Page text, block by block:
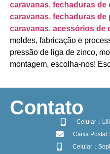
caravanas, fechaduras de
caravanas, fechaduras de
caravanas, acessórios de
moldes, fabricação e
pressão de liga de zinco,
montagem, escolha-nos!
​Contato
Celular：
Caixa Postal
Celular：